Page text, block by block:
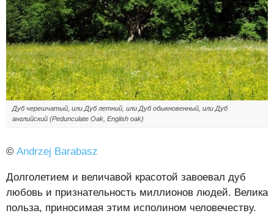
Дуб черешчатый, или Дуб летний, или Дуб обыкновенный, или Дуб
английский (Pedunculate Oak, English oak)
© Andrzej Barabasz
Долголетием и величавой красотой завоевал дуб
любовь и признательность миллионов людей. Велика
польза, приносимая этим исполином человечеству.